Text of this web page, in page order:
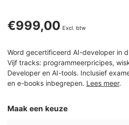
€999,00 Excl. btw
Word gecertificeerd AI-developer in
Vijf tracks: programmeerpricipes,
Developer en AI-tools. Inclusief
en e-books inbegrepen. Lees meer.
Maak een keuze